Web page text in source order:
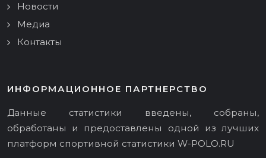
Новости
Медиа
Контакты
ИНФОРМАЦИОННОЕ ПАРТНЕРСТВО
Данные статистики введены, собраны,
обработаны и предоставлены одной из лучших
платформ спортивной статистики W-POLO.RU